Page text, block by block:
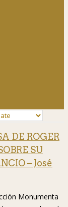
DE ROGER
SU
– José
Monumenta